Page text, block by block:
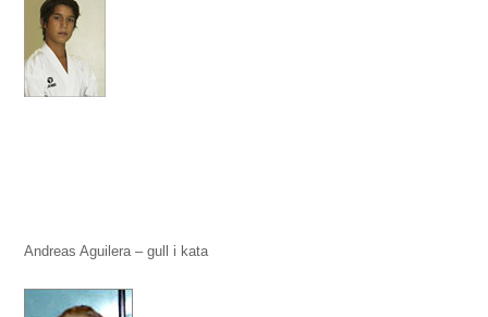
Andreas Aguilera – gull i kata